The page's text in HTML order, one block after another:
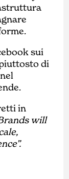
sui
di
in
will